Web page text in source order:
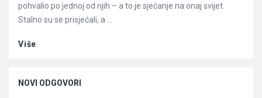
pohvalio po jednoj od njih – a to je sjećanje na onaj svijet.
Stalno su se prisjećali, a ...
Više
NOVI ODGOVORI